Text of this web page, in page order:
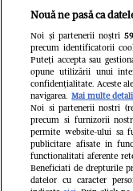
Andra
foarte
mai există
Totodată, aș
care au fost
Nouă ne pasă ca
Noi și partenerii noștri
precum identificatorii
Puteți accepta sau
opune utilizării unui
confidențialitate. Aceste
navigarea. Mai multe
Noi si partenerii nostri
precum si furnizorii
permite website-ului sa
publicitare afisate in
functionalitati aferente
Beneficiati de drepturile
datelor cu caracter